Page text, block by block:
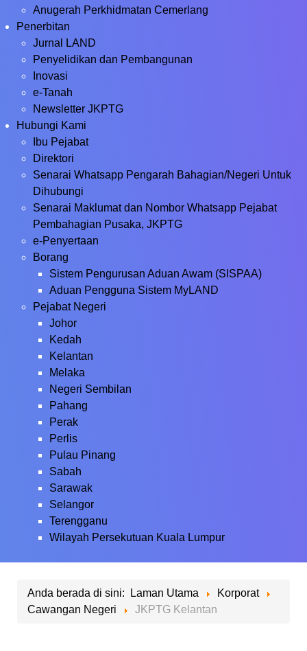
Anugerah Perkhidmatan Cemerlang
Penerbitan
Jurnal LAND
Penyelidikan dan Pembangunan
Inovasi
e-Tanah
Newsletter JKPTG
Hubungi Kami
Ibu Pejabat
Direktori
Senarai Whatsapp Pengarah Bahagian/Negeri Untuk
Dihubungi
Senarai Maklumat dan Nombor Whatsapp Pejabat
Pembahagian Pusaka, JKPTG
e-Penyertaan
Borang
Sistem Pengurusan Aduan Awam (SISPAA)
Aduan Pengguna Sistem MyLAND
Pejabat Negeri
Johor
Kedah
Kelantan
Melaka
Negeri Sembilan
Pahang
Perak
Perlis
Pulau Pinang
Sabah
Sarawak
Selangor
Terengganu
Wilayah Persekutuan Kuala Lumpur
Anda berada di sini: Laman Utama
Korporat
Cawangan Negeri
JKPTG Kelantan